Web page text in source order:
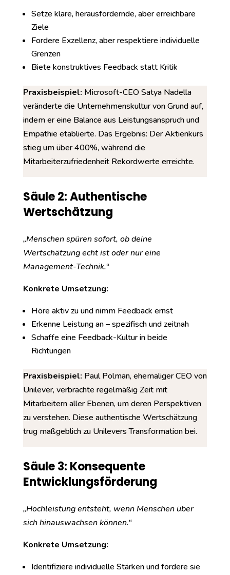
Setze klare, herausfordernde, aber erreichbare
Ziele
Fordere Exzellenz, aber respektiere individuelle
Grenzen
Biete konstruktives Feedback statt Kritik
Praxisbeispiel: Microsoft-CEO Satya Nadella
veränderte die Unternehmenskultur von Grund auf,
indem er eine Balance aus Leistungsanspruch und
Empathie etablierte. Das Ergebnis: Der Aktienkurs
stieg um über 400%, während die
Mitarbeiterzufriedenheit Rekordwerte erreichte.
Säule 2: Authentische
Wertschätzung
„Menschen spüren sofort, ob deine
Wertschätzung echt ist oder nur eine
Management-Technik.“
Konkrete Umsetzung:
Höre aktiv zu und nimm Feedback ernst
Erkenne Leistung an – spezifisch und zeitnah
Schaffe eine Feedback-Kultur in beide
Richtungen
Praxisbeispiel: Paul Polman, ehemaliger CEO von
Unilever, verbrachte regelmäßig Zeit mit
Mitarbeitern aller Ebenen, um deren Perspektiven
zu verstehen. Diese authentische Wertschätzung
trug maßgeblich zu Unilevers Transformation bei.
Säule 3: Konsequente
Entwicklungsförderung
„Hochleistung entsteht, wenn Menschen über
sich hinauswachsen können.“
Konkrete Umsetzung:
Identifiziere individuelle Stärken und fördere sie